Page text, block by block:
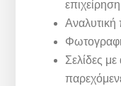
επιχείρηση
Αναλυτική
Σελίδες με